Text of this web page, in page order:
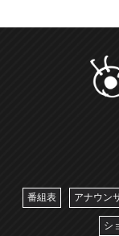
番組表 アナウン
シ